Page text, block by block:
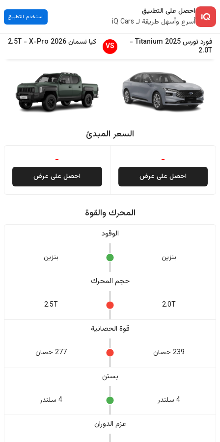
احصل على التطبيق
أسرع وأسهل طريقة لـ iQ Cars
استخدم التطبيق
فوردتورس2025
Titanium
-
2.0T
VS كياتسمان2026
X-Pro
-
2.5T
السعر المبدئ
-
احصل على عرض
-
احصل على عرض
المحرك والقوة
الوقود
بنزين بنزين
حجم المحرك
2.0T
2.5T
قوة الحصانية
239 حصان 277 حصان
بستن
4 سلندر 4 سلندر
عزم الدوران